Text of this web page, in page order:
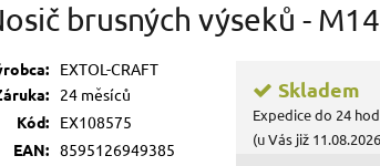
brusných výseků -
EXTOL-CRAFT
24 měsíců
Kód:
EX108575
EAN: 8595126949385
Skladem
Expedice do 24
(u Vás již